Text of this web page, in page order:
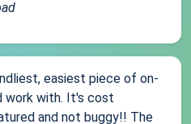
easiest piece of on-
work with. It's cost
and not buggy!! The